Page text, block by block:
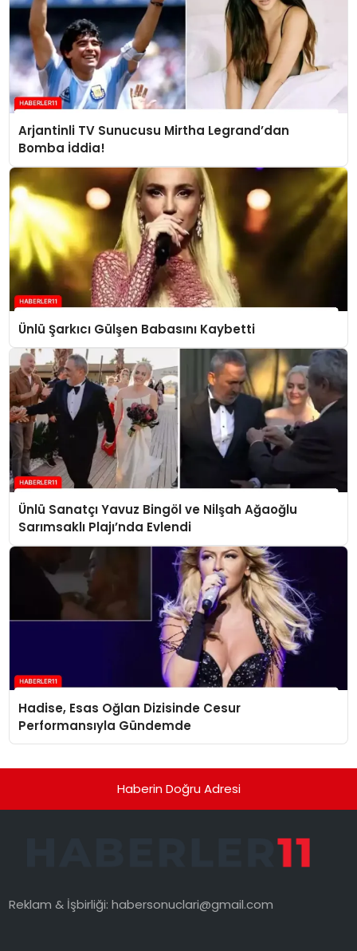
Arjantinli TV Sunucusu Mirtha Legrand’dan
Bomba İddia!
Ünlü Şarkıcı Gülşen Babasını Kaybetti
Ünlü Sanatçı Yavuz Bingöl ve Nilşah Ağaoğlu
Sarımsaklı Plajı’nda Evlendi
Hadise, Esas Oğlan Dizisinde Cesur
Performansıyla Gündemde
Haberin Doğru Adresi
Reklam & İşbirliği:habersonuclari@gmail.com